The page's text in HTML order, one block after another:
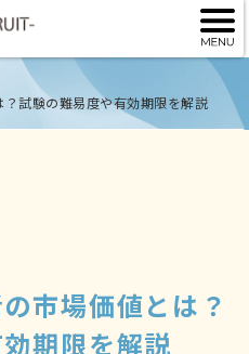
試験の難易度や有効期限を解説
市場価値とは？
期限を解説